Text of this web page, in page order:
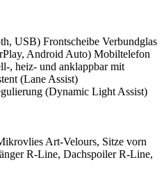
USB) Frontscheibe Verbundglas
Android Auto) Mobiltelefon
, heiz- und anklappbar mit
(Lane Assist)
(Dynamic Light Assist)
Art-Velours, Sitze vorn
R-Line, Dachspoiler R-Line,